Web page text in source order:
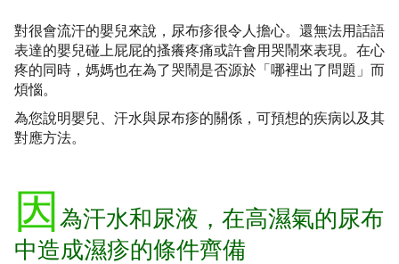
對很會流汗的嬰兒來說，尿布疹很令人擔心。還無法用話語
表達的嬰兒碰上屁屁的搔癢疼痛或許會用哭鬧來表現。在心
疼的同時，媽媽也在為了哭鬧是否源於「哪裡出了問題」而
煩惱。
為您說明嬰兒、汗水與尿布疹的關係，可預想的疾病以及其
對應方法。
因 為汗水和尿液，在高濕氣的尿布
中造成濕疹的條件齊備